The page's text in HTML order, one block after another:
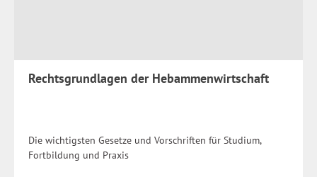
Rechtsgrundlagen der Hebammenwirtschaft
Die wichtigsten Gesetze und Vorschriften für Studium,
Fortbildung und Praxis